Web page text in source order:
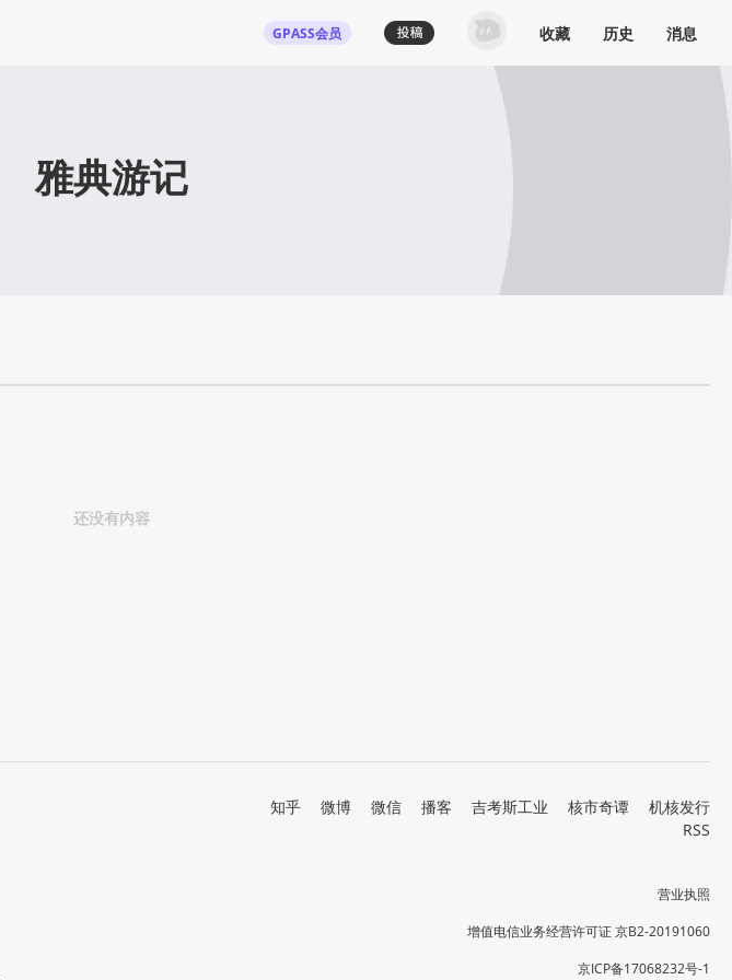
GPASS会员 收藏 历史 消息
雅典游记
还没有内容
知乎 微博 微信 播客 吉考斯工业 核市奇谭
机核发行
RSS
营业执照
增值电信业务经营许可证 京B2-20191060
京ICP备17068232号-1